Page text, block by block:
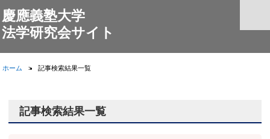
慶應義塾大学
法学研究会サイト
ホーム 記事検索結果一覧
記事検索結果一覧